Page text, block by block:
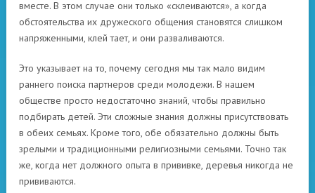
вместе. В этом случае они только «склеиваются», а когда
обстоятельства их дружеского общения становятся слишком
напряженными, клей тает, и они разваливаются.
Это указывает на то, почему сегодня мы так мало видим
раннего поиска партнеров среди молодежи. В нашем
обществе просто недостаточно знаний, чтобы правильно
подбирать детей. Эти сложные знания должны присутствовать
в обеих семьях. Кроме того, обе обязательно должны быть
зрелыми и традиционными религиозными семьями. Точно так
же, когда нет должного опыта в прививке, деревья никогда не
прививаются.